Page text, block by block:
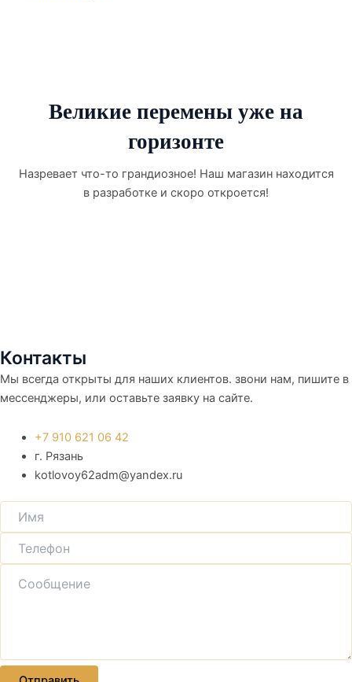
Великие перемены уже на
горизонте
Назревает что-то грандиозное! Наш магазин находится
в разработке и скоро откроется!
Контакты
Мы всегда открыты для наших клиентов. звони нам, пишите в
мессенджеры, или оставьте заявку на сайте.
+7 910 621 06 42
г. Рязань
kotlovoy62adm@yandex.ru